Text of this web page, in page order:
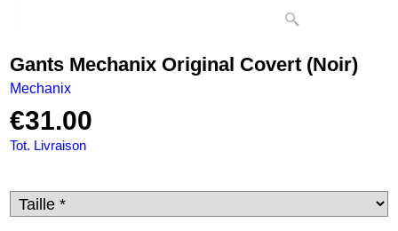
Gants Mechanix Original Covert (Noir)
Mechanix
€31.00
Tot. Livraison